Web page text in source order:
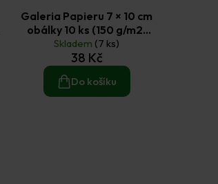
Galeria Papieru 7 × 10 cm
obálky 10 ks (150 g/m2)
perleťové červené
Skladem (7 ks)
38 Kč
Do košíku